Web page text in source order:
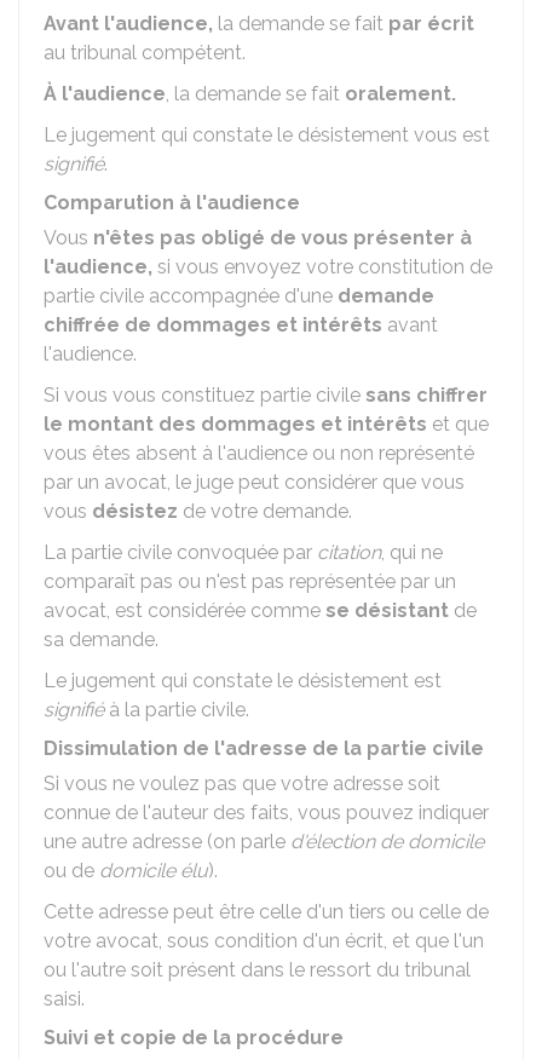
Avant l'audience, la demande se fait par écrit
au tribunal compétent.
À l'audience, la demande se fait oralement.
Le jugement qui constate le désistement vous est
signifié.
Comparution à l'audience
Vous n'êtes pas obligé de vous présenter à
l'audience, si vous envoyez votre constitution de
partie civile accompagnée d'une demande
chiffrée de dommages et intérêts avant
l'audience.
Si vous vous constituez partie civile sans chiffrer
le montant des dommages et intérêts et que
vous êtes absent à l'audience ou non représenté
par un avocat, le juge peut considérer que vous
vous désistez de votre demande.
La partie civile convoquée par citation, qui ne
comparaît pas ou n'est pas représentée par un
avocat, est considérée comme se désistant de
sa demande.
Le jugement qui constate le désistement est
signifiéà la partie civile.
Dissimulation de l'adresse de la partie civile
Si vous ne voulez pas que votre adresse soit
connue de l'auteur des faits, vous pouvez indiquer
une autre adresse (on parle d'élection de domicile
ou de domicile élu).
Cette adresse peut être celle d'un tiers ou celle de
votre avocat, sous condition d'un écrit, et que l'un
ou l'autre soit présent dans le ressort du tribunal
saisi.
Suivi et copie de la procédure